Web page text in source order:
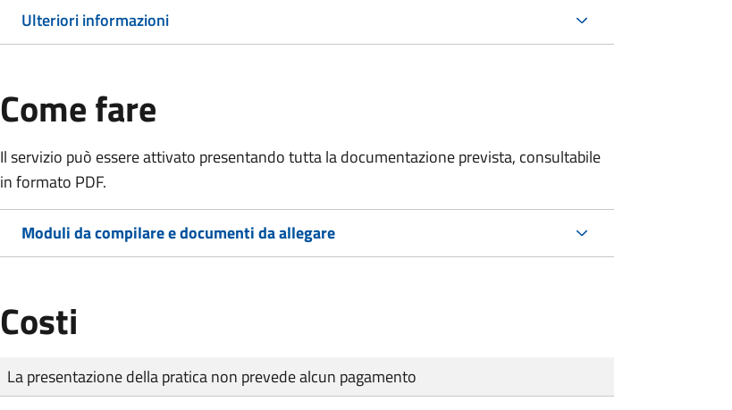
Ulteriori informazioni
Come fare
Il servizio può essere attivato presentando tutta la documentazione prevista, consultabile
in formato PDF.
Moduli da compilare e documenti da allegare
Costi
Tipo di pagamento
Importo
La presentazione della pratica non prevede alcun pagamento